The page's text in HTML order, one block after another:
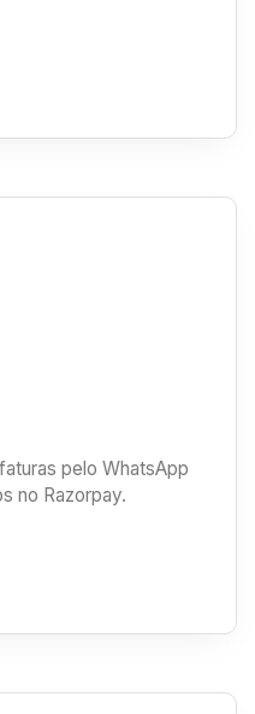
pelo WhatsApp
no Razorpay.